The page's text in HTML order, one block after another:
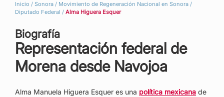
Inicio / Sonora / Movimiento de Regeneración Nacional en Sonora /
Diputado Federal / Alma Higuera Esquer
Biografía
Representación federal de
Morena desde Navojoa
Alma Manuela Higuera Esquer es una política mexicana de